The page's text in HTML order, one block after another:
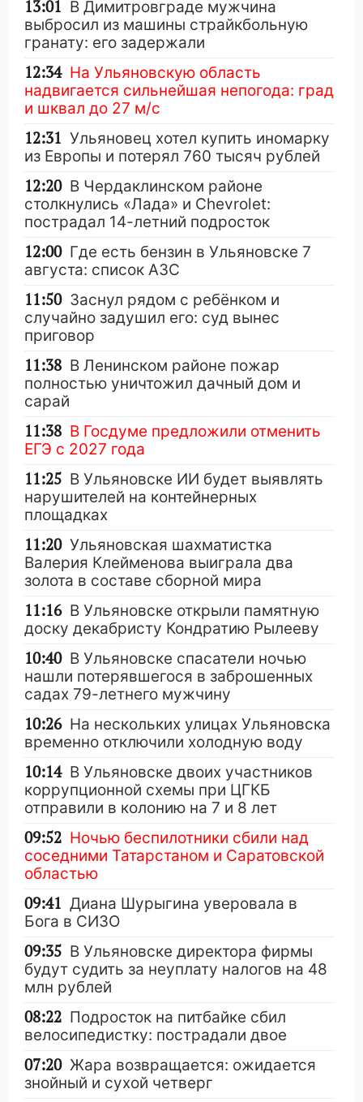
13:01 В Димитровграде мужчина
выбросил из машины страйкбольную
гранату: его задержали
12:34 На Ульяновскую область
надвигается сильнейшая непогода: град
и шквал до 27 м/с
12:31 Ульяновец хотел купить иномарку
из Европы и потерял 760 тысяч рублей
12:20 В Чердаклинском районе
столкнулись «Лада» и Chevrolet:
пострадал 14-летний подросток
12:00 Где есть бензин в Ульяновске 7
августа: список АЗС
11:50 Заснул рядом с ребёнком и
случайно задушил его: суд вынес
приговор
11:38 В Ленинском районе пожар
полностью уничтожил дачный дом и
сарай
11:38 В Госдуме предложили отменить
ЕГЭ с 2027 года
11:25 В Ульяновске ИИ будет выявлять
нарушителей на контейнерных
площадках
11:20 Ульяновская шахматистка
Валерия Клейменова выиграла два
золота в составе сборной мира
11:16 В Ульяновске открыли памятную
доску декабристу Кондратию Рылееву
10:40 В Ульяновске спасатели ночью
нашли потерявшегося в заброшенных
садах 79-летнего мужчину
10:26 На нескольких улицах Ульяновска
временно отключили холодную воду
10:14 В Ульяновске двоих участников
коррупционной схемы при ЦГКБ
отправили в колонию на 7 и 8 лет
09:52 Ночью беспилотники сбили над
соседними Татарстаном и Саратовской
областью
09:41 Диана Шурыгина уверовала в
Бога в СИЗО
09:35 В Ульяновске директора фирмы
будут судить за неуплату налогов на 48
млн рублей
08:22 Подросток на питбайке сбил
велосипедистку: пострадали двое
07:20 Жара возвращается: ожидается
знойный и сухой четверг